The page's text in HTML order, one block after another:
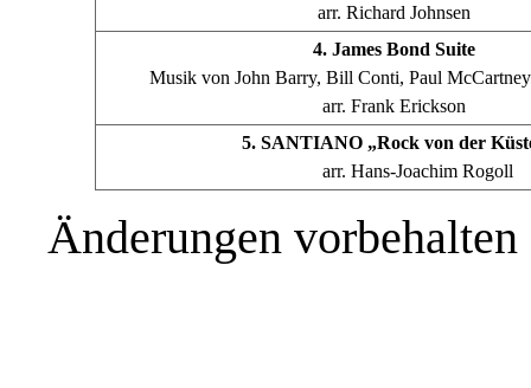
arr. Richard Johnsen
4. James Bond Suite
Musik von John Barry, Bill Conti, Paul McCartney
arr. Frank Erickson
5. SANTIANO „Rock von der
arr. Hans-Joachim Rogoll
Änderungen vorbehalten